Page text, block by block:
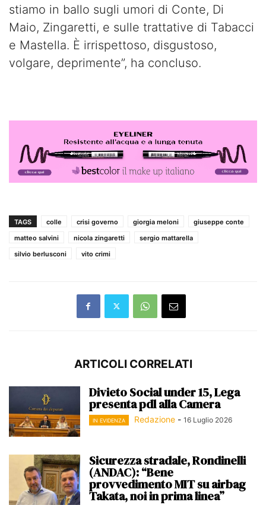
stiamo in ballo sugli umori di Conte, Di
Maio, Zingaretti, e sulle trattative di Tabacci
e Mastella. È irrispettoso, disgustoso,
volgare, deprimente”, ha concluso.
TAGS colle crisi governo giorgia meloni
giuseppe conte
matteo salvini
nicola zingaretti
sergio mattarella
silvio berlusconi
vito crimi
ARTICOLI CORRELATI
Divieto Social under 15, Lega
presenta pdl alla Camera
IN EVIDENZA Redazione - 16 Luglio 2026
Sicurezza stradale, Rondinelli
(ANDAC): “Bene
provvedimento MIT su airbag
Takata, noi in prima linea”